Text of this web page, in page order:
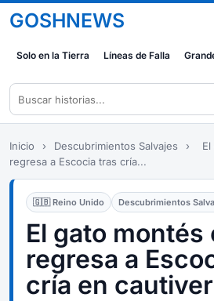
GOSHNEWS
Solo en la Tierra Líneas de Falla
Inicio › Descubrimientos Salvajes ›
regresa a Escocia tras cría...
🇬🇧 Reino Unido Descubrimientos
El gato montés
regresa a
cría en